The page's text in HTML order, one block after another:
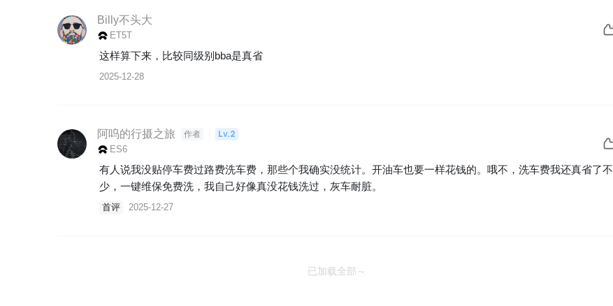
Billy不头大
ET5T
这样算下来，比较同级别bba是真省
2025-12-28
阿呜的行摄之旅 作者 Lv.2
ES6
有人说我没贴停车费过路费洗车费，那些个我确实没统计。开油车也要一样花钱的。哦不，洗车费我还真省了不
少，一键维保免费洗，我自己好像真没花钱洗过，灰车耐脏。
首评 2025-12-27
已加载全部～